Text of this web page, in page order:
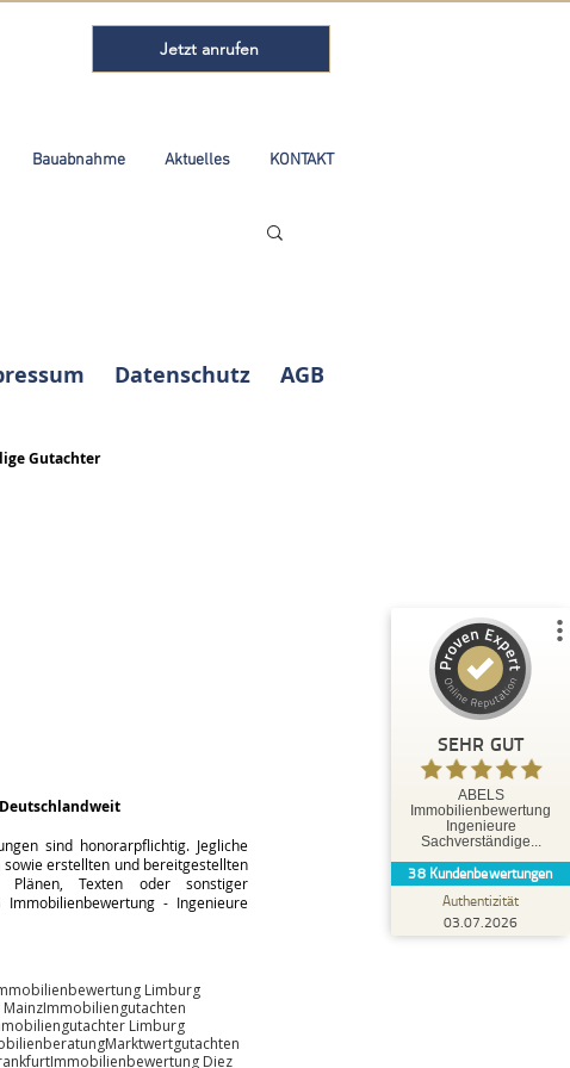
Jetzt anrufen
Bauabnahme Aktuelles KONTAKT
Datenschutz AGB
Gutachter
sind honorarpflichtig. Jegliche
erstellten und bereitgestellten
Plänen, Texten oder sonstiger
Immobilienbewertung - Ingenieure
Limburg
Immobiliengutachten
Limburg
Marktwertgutachten
Immobilienbewertung Diez
SEHR GUT
ABELS
Immobilienbewertung
Ingenieure
Sachverständige...
38 Kundenbewertungen
Authentizität
03.07.2026
3
Bewertungen auf
ProvenExpert.com
Blick aufs ProvenExpert-Profil werfen
Tobias O.
5,00
bestens betreut. Die Leistungen von Herrn
Abels können wir ausdr...